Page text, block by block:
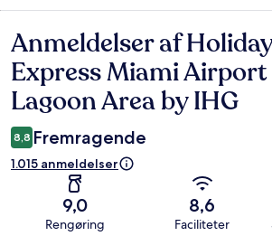
Anmeldelser
Anmeldelser af
Express Miami Airport
Lagoon Area by IHG
8,8 Fremragende
1.015 anmeldelser
9,0
Rengøring
8,6
Faciliteter